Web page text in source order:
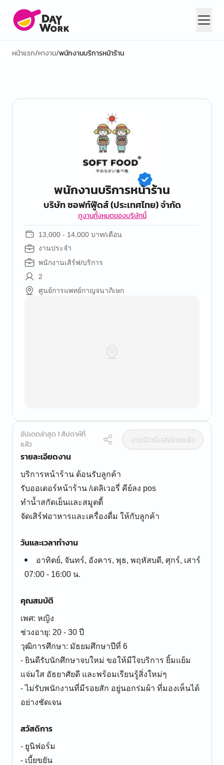
หน้าแรก/หางาน/พนักงานบริการหน้าร้าน
พนักงานบริการหน้าร้าน
บริษัท ซอฟท์ฟู๊ดส์ (ประเทศไทย) จำกัด
ดูงานทั้งหมดของบริษัทนี้
13,000 - 14,000 บาท/เดือน
งานประจำ
พนักงานเสิร์ฟ/บริการ
2
ศูนย์การแพทย์กาญจนาภิเษก
อัปเดตล่าสุด 1 สัปดาห์ที่
แล้ว
งานปิดรับสมัครแล้ว
รายละเอียดงาน
บริการหน้าร้าน ต้อนรับลูกค้า
รับออเดอร์หน้าร้าน /เดลิเวอรี่ คีย์ลง pos
ทำน้ำสกัดเย็นและสมูตตี้
จัดเสิร์ฟอาหารและเครื่องดื่ม ให้กับลูกค้า
วันและเวลาทำงาน
อาทิตย์, จันทร์, อังคาร, พุธ, พฤหัสบดี, ศุกร์, เสาร์
07:00 - 16:00 น.
คุณสมบัติ
เพศ: หญิง
ช่วงอายุ: 20 - 30 ปี
วุฒิการศึกษา: มัธยมศึกษาปีที่ 6
- ยินดีรับนักศึกษาจบใหม่ ขอให้มีใจบริการ ยิ้มแย้ม
แจ่มใส อัธยาศัยดี และพร้อมเรียนรู้สิ่งใหม่ๆ
- ไม่รับพนักงานที่มีรอยสัก อยู่นอกร่มผ้า ที่มองเห็นได้
อย่างชัดเจน
สวัสดิการ
- ยูนิฟอร์ม
- เบี้ยขยัน